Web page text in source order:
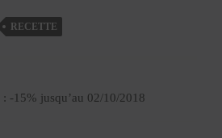
RECETTE
-15% jusqu’au 02/10/2018